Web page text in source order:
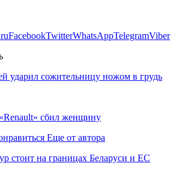
FacebookTwitterWhatsAppTelegramViber
ударил сожительницу ножом в грудь
сбил женщину
Еще от автора
стоит на границах Беларуси и ЕС